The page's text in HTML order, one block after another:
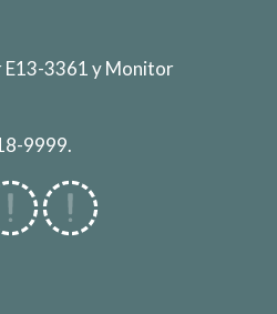
3361 y Monitor
9999.